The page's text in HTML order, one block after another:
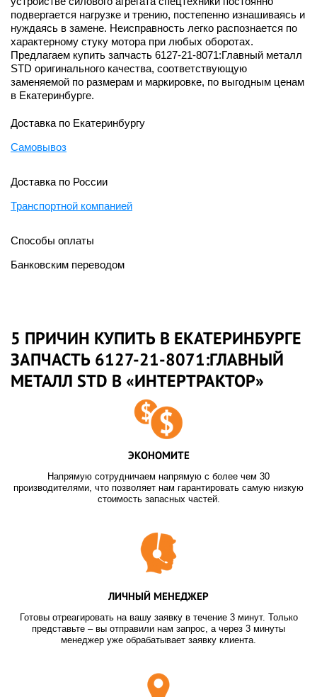
подвергается нагрузке и трению, постепенно изнашиваясь и
нуждаясь в замене. Неисправность легко распознается по
характерному стуку мотора при любых оборотах.
Предлагаем купить запчасть 6127-21-8071:Главный металл
STD оригинального качества, соответствующую
заменяемой по размерам и маркировке, по выгодным ценам
в Екатеринбурге.
Доставка по Екатеринбургу
Самовывоз
Доставка по России
Транспортной компанией
Способы оплаты
Банковским переводом
5 ПРИЧИН КУПИТЬ В ЕКАТЕРИНБУРГЕ
ЗАПЧАСТЬ 6127-21-8071:ГЛАВНЫЙ
МЕТАЛЛ STD В «ИНТЕРТРАКТОР»
ЭКОНОМИТЕ
Напрямую сотрудничаем напрямую с более чем 30
производителями, что позволяет нам гарантировать самую низкую
стоимость запасных частей.
ЛИЧНЫЙ МЕНЕДЖЕР
Готовы отреагировать на вашу заявку в течение 3 минут. Только
представьте – вы отправили нам запрос, а через 3 минуты
менеджер уже обрабатывает заявку клиента.